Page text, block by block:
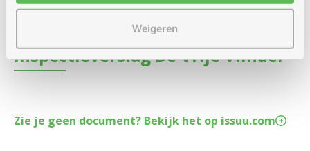
Weigeren
Inspectieverslag De Vrije Vlinder
Zie je geen document? Bekijk het op issuu.com